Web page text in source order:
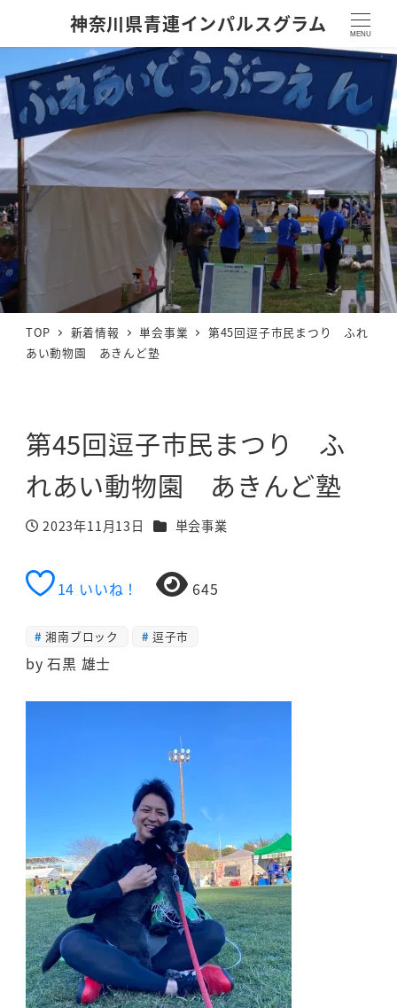
神奈川県青連インパルスグラム MENU
TOP 新着情報 単会事業
第45回逗子市民まつり ふれ
あい動物園 あきんど塾
第45回逗子市民まつり ふ
れあい動物園 あきんど塾
投稿日
2023年11月13日 カテゴリー
単会事業
14 いいね！ 645
湘南ブロック 逗子市
by 石黒 雄士